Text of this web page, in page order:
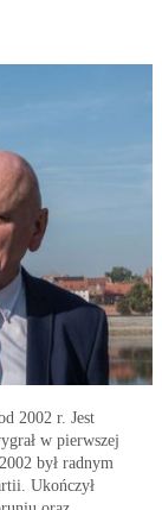
2002 r. Jest
w pierwszej
był radnym
Ukończył